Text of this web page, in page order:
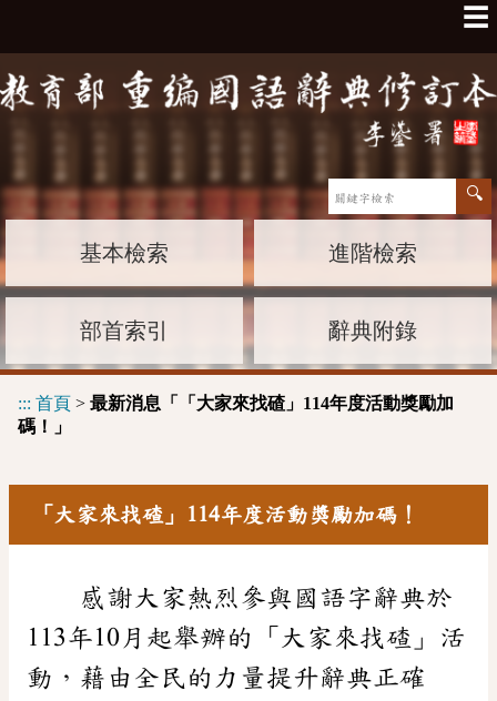
☰
基本檢索 進階檢索
部首索引 辭典附錄
::: 首頁 > 最新消息「「大家來找碴」114年度活動獎勵加
碼！」
「大家來找碴」114年度活動獎勵加碼！
感謝大家熱烈參與國語字辭典於
113年10月起舉辦的「大家來找碴」活
動，藉由全民的力量提升辭典正確